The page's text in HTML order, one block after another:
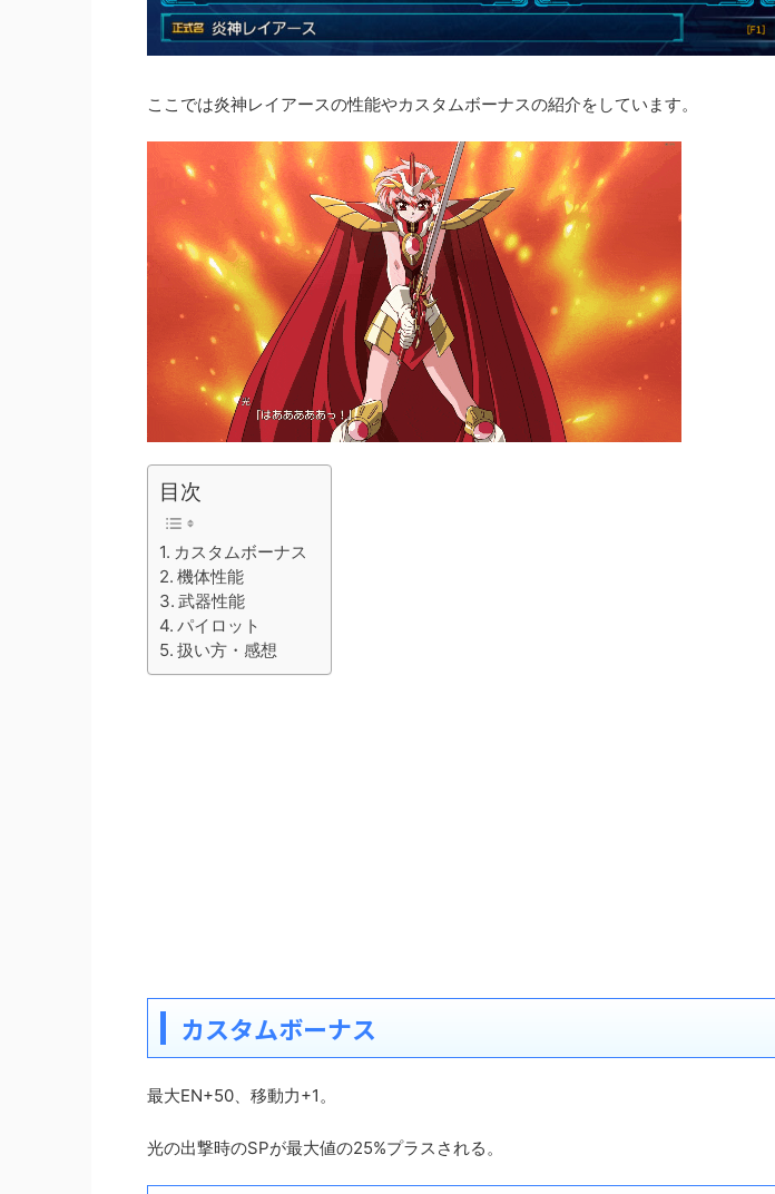
ここでは炎神レイアースの性能やカスタムボーナスの紹介をしています。
目次
カスタムボーナス
機体性能
武器性能
パイロット
扱い方・感想
カスタムボーナス
最大EN+50、移動力+1。
光の出撃時のSPが最大値の25%プラスされる。